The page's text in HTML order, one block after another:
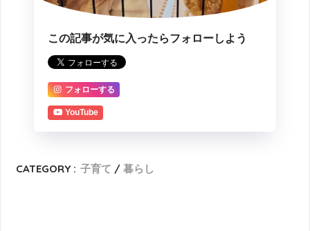
この記事が気に入ったらフォローしよう
フォローする
YouTube
CATEGORY : 子育て 暮らし